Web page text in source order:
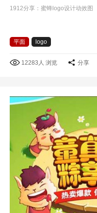
1912分享：蜜蜂logo设计动效图
平面 logo
12283人 浏览 分享